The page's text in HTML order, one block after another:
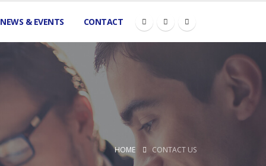
NEWS & EVENTS CONTACT
HOME CONTACT US